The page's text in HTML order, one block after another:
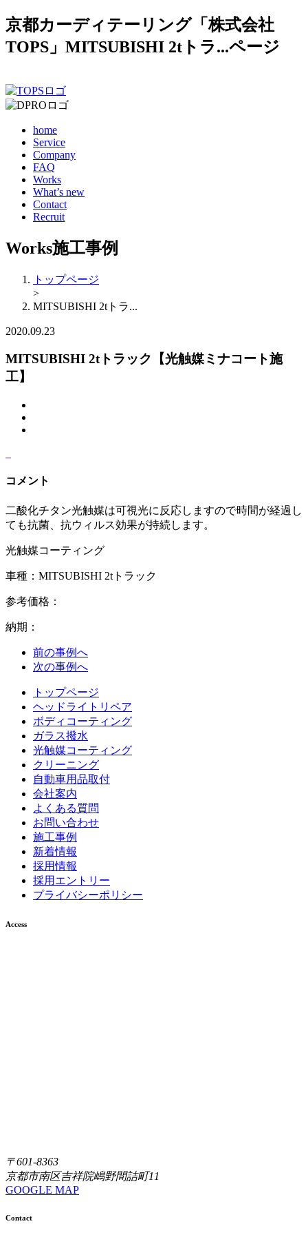
京都カーディテーリング「株式会社
TOPS」MITSUBISHI 2tトラ...ページ
home
Service
Company
FAQ
Works
What’s new
Contact
Recruit
Works施工事例
トップページ
>
MITSUBISHI 2tトラ...
2020.09.23
MITSUBISHI 2tトラック【光触媒ミナコート施
工】
コメント
二酸化チタン光触媒は可視光に反応しますので時間が経過し
ても抗菌、抗ウィルス効果が持続します。
光触媒コーティング
車種：MITSUBISHI 2tトラック
参考価格：
納期：
前の事例へ
次の事例へ
トップページ
ヘッドライトリペア
ボディコーティング
ガラス撥水
光触媒コーティング
クリーニング
自動車用品取付
会社案内
よくある質問
お問い合わせ
施工事例
新着情報
採用情報
採用エントリー
プライバシーポリシー
Access
〒601-8363
京都市南区吉祥院嶋野間詰町11
GOOGLE MAP
Contact